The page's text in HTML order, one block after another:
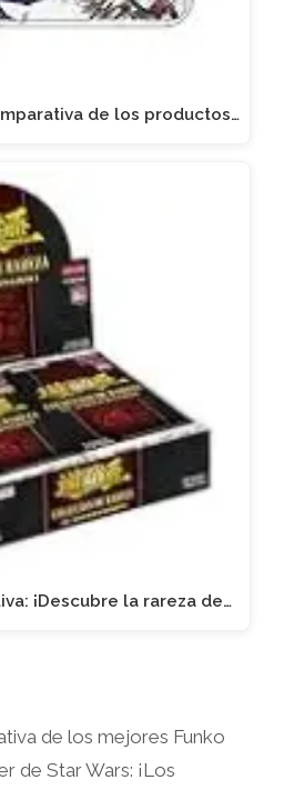
de los productos…
¡Descubre la rareza de…
de los mejores Funko
de Star Wars: ¡Los